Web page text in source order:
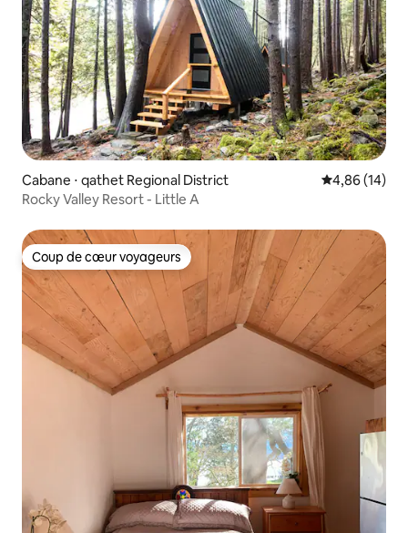
Cabane ⋅ qathet Regional District Évaluation
4,86 (14)
Rocky Valley Resort - Little A
Coup de cœur voyageurs
Coup de cœur voyageurs